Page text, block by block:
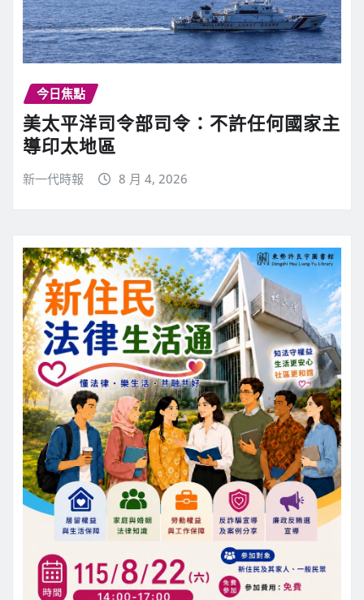
今日焦點
美太平洋司令部司令：不許任何國家主
導印太地區
新一代時報 8 月 4, 2026